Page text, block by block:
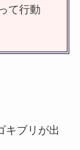
て行動
キブリが出